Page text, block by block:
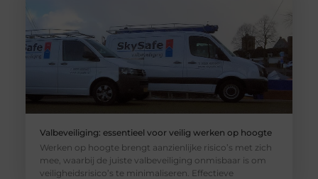
Valbeveiliging: essentieel voor veilig werken op hoogte
Werken op hoogte brengt aanzienlijke risico’s met zich
mee, waarbij de juiste valbeveiliging onmisbaar is om
veiligheidsrisico’s te minimaliseren. Effectieve